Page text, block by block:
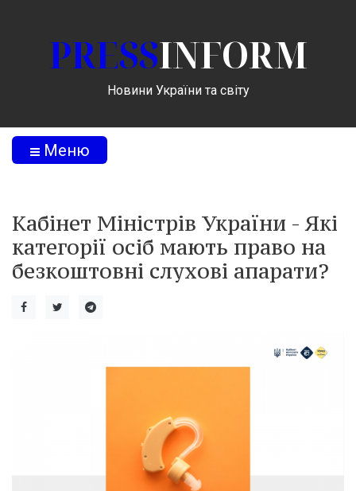
PRESSINFORM
Новини України та світу
Меню
Кабінет Міністрів України - Які
категорії осіб мають право на
безкоштовні слухові апарати?